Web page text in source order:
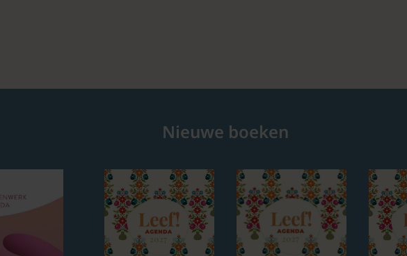
Nieuwe boeken